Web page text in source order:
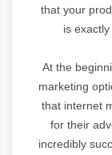
that your
is
At the
marketing
that internet
for their
incredibly